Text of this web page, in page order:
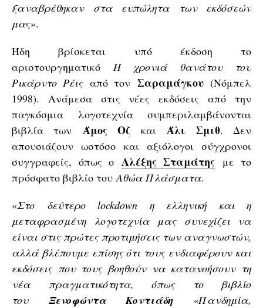
ξαναβρέθηκαν στα ευπώλητα των εκδόσεών
μας».
Ήδη βρίσκεται υπό έκδοση το
αριστουργηματικό Η χρονιά θανάτου του
Ρικάρντο Ρέιςαπό τον Σαραμάγκου(Νόμπελ
1998). Ανάμεσα στις νέες εκδόσεις από την
παγκόσμια λογοτεχνία συμπεριλαμβάνονται
βιβλία των Άμος ΟζκαιΆλι Σμιθ. Δεν
απουσιάζουν ωστόσο και αξιόλογοι σύγχρονοι
συγγραφείς, όπως ο Αλέξης Σταμάτης με το
πρόσφατο βιβλίο τουΑθώα Πλάσματα.
«Στο δεύτερο lockdown η ελληνική και η
μεταφρασμένη λογοτεχνία μας συνεχίζει να
είναι στις πρώτες προτιμήσεις των αναγνωστών,
αλλά βλέπουμε επίσης ότι τους ενδιαφέρουν και
εκδόσεις που τους βοηθούν να κατανοήσουν τη
νέα πραγματικότητα, όπως το βιβλίο
τουΞενοφώντα Κοντιάδη «Πανδημία,